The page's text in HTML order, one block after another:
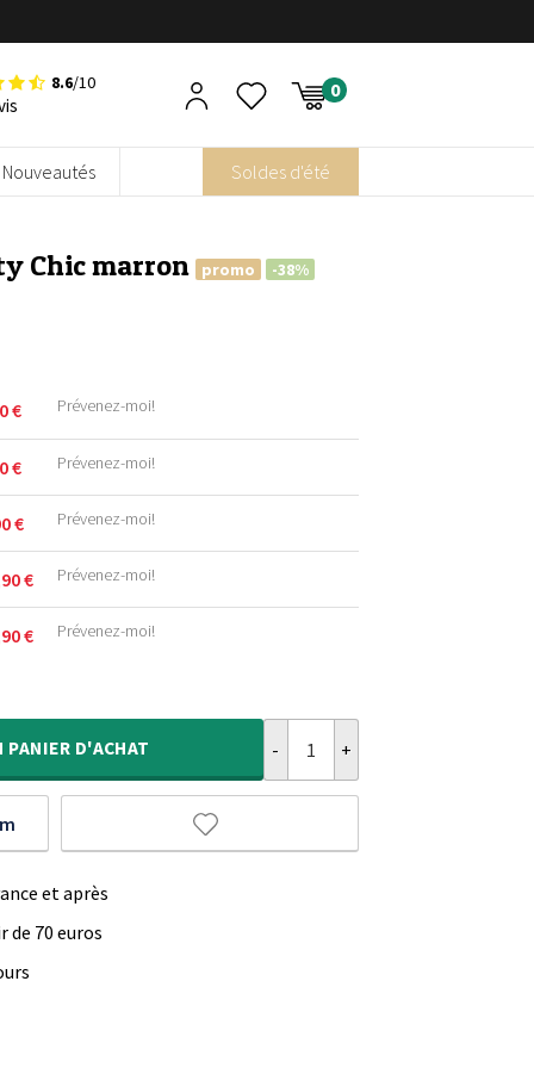
8.6/10
Nouveautés Soldes d'été
Chic marron promo -38%
€ Prévenez-moi!
€ Prévenez-moi!
€ Prévenez-moi!
€ Prévenez-moi!
€ Prévenez-moi!
PANIER D'ACHAT
et après
70 euros